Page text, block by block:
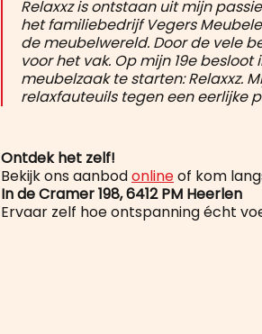
Relaxxz is ontstaan uit mijn
het familiebedrijf Vegers
de meubelwereld. Door de vele
voor het vak. Op mijn 19e
meubelzaak te starten: Relaxxz.
relaxfauteuils tegen een eerlijke
Ontdek het zelf!
Bekijk ons aanbodonlineof kom
In de Cramer 198, 6412 PM Heerlen
Ervaar zelf hoe ontspanning écht